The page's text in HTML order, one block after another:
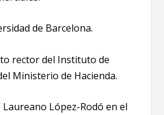
de Barcelona.
rector del Instituto de
Ministerio de Hacienda.
López-Rodó en el